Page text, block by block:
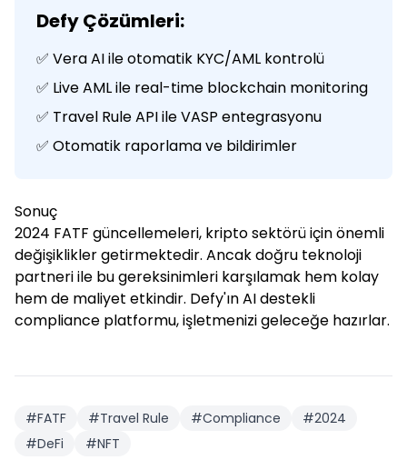
Defy Çözümleri:
✅ Vera AI ile otomatik KYC/AML kontrolü
✅ Live AML ile real-time blockchain monitoring
✅ Travel Rule API ile VASP entegrasyonu
✅ Otomatik raporlama ve bildirimler
Sonuç
2024 FATF güncellemeleri, kripto sektörü için önemli
değişiklikler getirmektedir. Ancak doğru teknoloji
partneri ile bu gereksinimleri karşılamak hem kolay
hem de maliyet etkindir. Defy'ın AI destekli
compliance platformu, işletmenizi geleceğe hazırlar.
#FATF #Travel Rule #Compliance #2024
#DeFi #NFT